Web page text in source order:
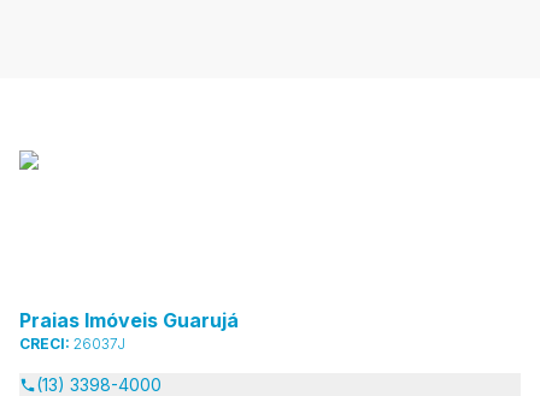
Praias Imóveis Guarujá
CRECI: 26037J
(13) 3398-4000